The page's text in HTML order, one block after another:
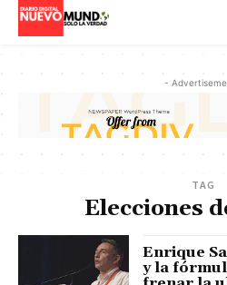
-
TAG
Elecciones
Enrique
y la